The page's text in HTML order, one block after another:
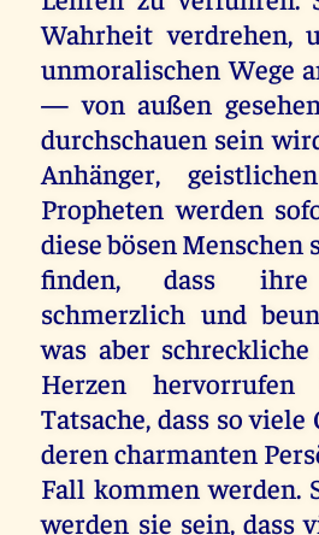
Wahrheit verdrehen,
unmoralischen Wege
— von außen
durchschauen sein
Anhänger,
Propheten werden
diese bösen Menschen
finden, dass ihre
schmerzlich und
was aber
Herzen
Tatsache, dass so
deren charmanten
Fall kommen werden.
werden sie sein, dass